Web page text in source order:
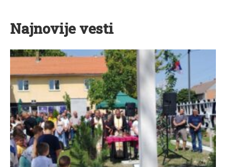
Najnovije vesti